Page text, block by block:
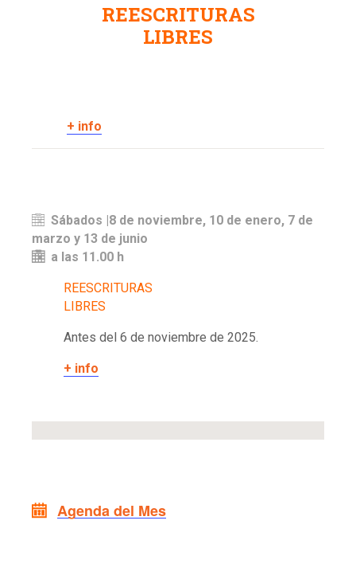
REESCRITURAS
LIBRES
+ info
Sábados |8 de noviembre, 10 de enero, 7 de
marzo y 13 de junio
a las 11.00 h
REESCRITURAS
LIBRES
Antes del 6 de noviembre de 2025.
+ info
Agenda del Mes